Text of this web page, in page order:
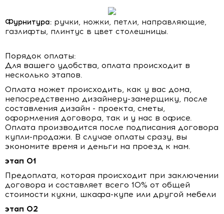
Фурнитура: ручки, ножки, петли, направляющие,
газлифты, плинтус в цвет столешницы.
Порядок оплаты:
Для вашего удобства, оплата происходит в
несколько этапов.
Оплата может происходить, как у вас дома,
непосредственно дизайнеру-замерщику, после
составления дизайн - проекта, сметы,
оформления договора, так и у нас в офисе.
Оплата производится после подписания договора
купли-продажи. В случае оплаты сразу, вы
экономите время и деньги на проезд к нам.
этап 01
Предоплата, которая происходит при заключении
договора и составляет всего 10% от общей
стоимости кухни, шкафа-купе или другой мебели
этап 02